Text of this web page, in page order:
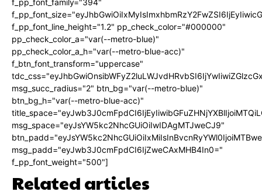
f_pp_font_family="394"
f_pp_font_line_height="1.2" pp_check_color="#000000"
pp_check_color_a="var(--metro-blue)"
pp_check_color_a_h="var(--metro-blue-acc)"
f_btn_font_transform="uppercase"
msg_succ_radius="2" btn_bg="var(--metro-blue)"
btn_bg_h="var(--metro-blue-acc)"
msg_space="eyJsYW5kc2NhcGUiOiIwIDAgMTJweCJ9"
msg_padd="eyJwb3J0cmFpdCI6IjZweCAxMHB4In0="
f_pp_font_weight="500"]
Related articles